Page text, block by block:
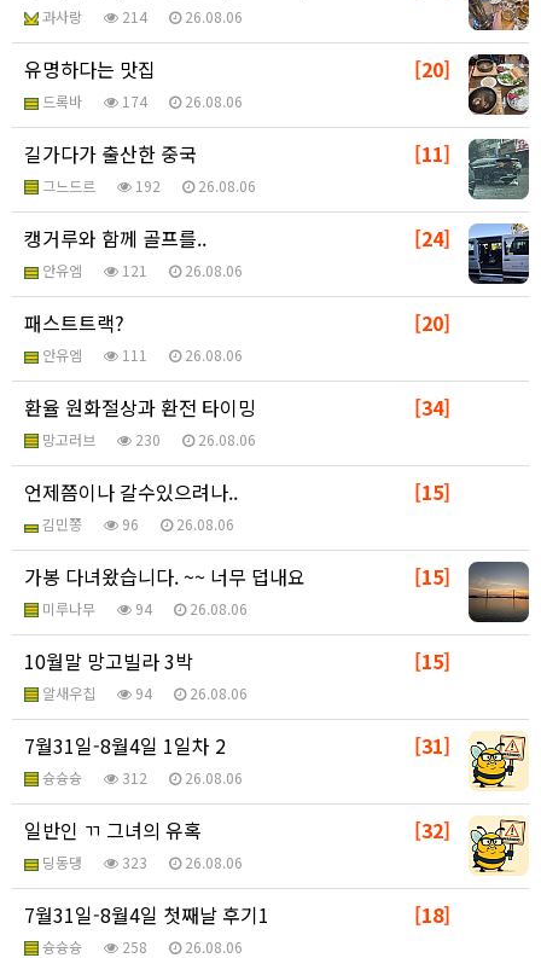
과사랑 214 26.08.06
[20]
유명하다는 맛집
드록바 174 26.08.06
[11]
길가다가 출산한 중국
그느드르 192 26.08.06
[24]
캥거루와 함께 골프를..
안유엠 121 26.08.06
[20]
패스트트랙?
안유엠 111 26.08.06
[34]
환율 원화절상과 환전 타이밍
망고러브 230 26.08.06
[15]
언제쯤이나 갈수있으려나..
김민쫑 96 26.08.06
[15]
가봉 다녀왔습니다. ~~ 너무 덥내요
미루나무 94 26.08.06
[15]
10월말 망고빌라 3박
알새우칩 94 26.08.06
[31]
7월31일-8월4일 1일차 2
슝슝슝 312 26.08.06
[32]
일반인 ㄲ 그녀의 유혹
딩동댕 323 26.08.06
[18]
7월31일-8월4일 첫째날 후기1
슝슝슝 258 26.08.06